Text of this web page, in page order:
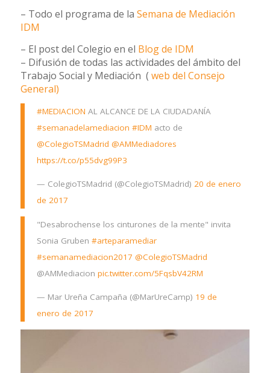
– Todo el programa de la Semana de Mediación
IDM
– El post del Colegio en el Blog de IDM
– Difusión de todas las actividades del ámbito del
Trabajo Social y Mediación ( web del Consejo
General)
#MEDIACION AL ALCANCE DE LA CIUDADANÍA
#semanadelamediacion #IDM acto de
@ColegioTSMadrid @AMMediadores
https://t.co/p55dvg99P3
— ColegioTSMadrid (@ColegioTSMadrid) 20 de enero
de 2017
"Desabrochense los cinturones de la mente" invita
Sonia Gruben #arteparamediar
#semanamediacion2017 @ColegioTSMadrid
@AMMediacion pic.twitter.com/5FqsbV42RM
— Mar Ureña Campaña (@MarUreCamp) 19 de
enero de 2017